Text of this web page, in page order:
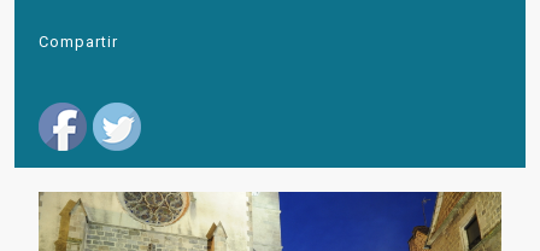
Compartir